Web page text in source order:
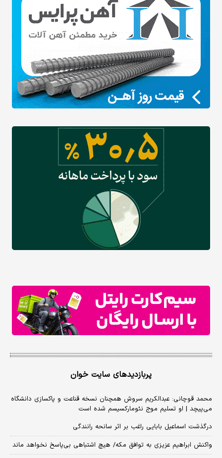
پربازدیدهای سایت خوان
محمد قوچانی: عبدالکریم سروش همچنان نسخه قناعت و پاکسازی دانشگاه
می‌پیچد | او تسلیم موج نئومارکسیسم شده است
درگذشت اسماعیل بابایی راغب بر اثر سانحه رانندگی
واکنش ابراهیم عزیزی به توافق مکه/ هیچ اشتباهی بی‌پاسخ نخواهد ماند